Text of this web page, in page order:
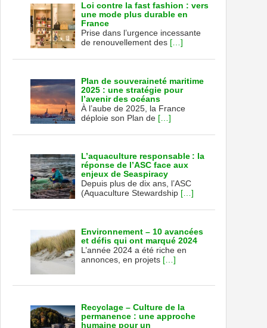
Loi contre la fast fashion : vers
une mode plus durable en
France
Prise dans l’urgence incessante
de renouvellement des […]
Plan de souveraineté maritime
2025 : une stratégie pour
l’avenir des océans
À l’aube de 2025, la France
déploie son Plan de […]
L’aquaculture responsable : la
réponse de l’ASC face aux
enjeux de Seaspiracy
Depuis plus de dix ans, l’ASC
(Aquaculture Stewardship […]
Environnement – 10 avancées
et défis qui ont marqué 2024
L’année 2024 a été riche en
annonces, en projets […]
Recyclage – Culture de la
permanence : une approche
humaine pour un